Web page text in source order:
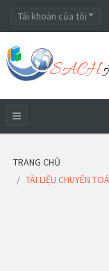
Tài khoản của tôi
TRANG CHỦ
TÀI LIỆU CHUYÊN